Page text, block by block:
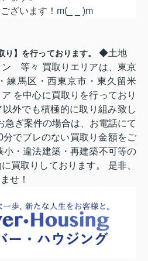
ざいます！ m(_ _ )m
】を行っております。
◆土地
等々 買取りエリアは、東京
練馬区・西東京市・東久留米
を中心に買取りを行っており
外でも積極的に取り組み致し
ぎ案件の場合は、お電話にて
でブレのない買取り金額をご
小・違法建築・再建築不可等の
買取りしております。 是非、
せ！